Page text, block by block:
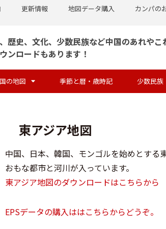
更新情報 地図データ購入 カンパの
歴史、文化、少数民族など中国のあれやこ
ンロードもあります！
の地図 季節と暦・歳時記 少数民族
東アジア地図
中国、日本、韓国、モンゴルを始めとする
おもな都市と河川が入っています。
東アジア地図のダウンロードはこちらから
EPSデータの購入ははこちらからどうぞ。